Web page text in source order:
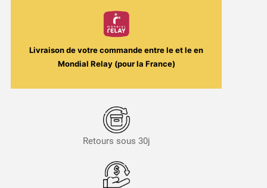
Livraison de votre commande entre leet leen
Mondial Relay (pour la France)
Retours sous 30j